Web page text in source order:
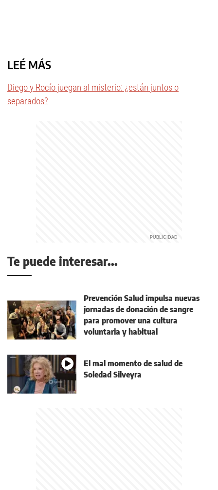
LEÉ MÁS
Diego y Rocío juegan al misterio: ¿están juntos o
separados?
Te puede interesar...
Prevención Salud impulsa nuevas
jornadas de donación de sangre
para promover una cultura
voluntaria y habitual
El mal momento de salud de
Soledad Silveyra